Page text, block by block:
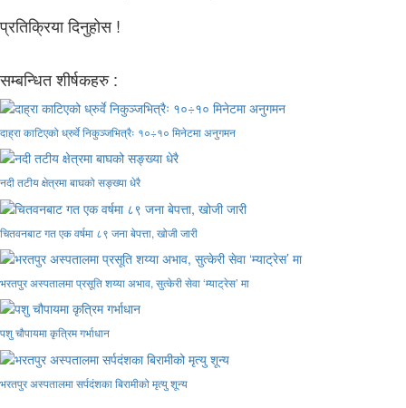
प्रतिक्रिया दिनुहोस !
सम्बन्धित शीर्षकहरु :
दाह्रा काटिएको ध्रुर्वे निकुञ्जभित्रैः १०÷१० मिनेटमा अनुगमन
नदी तटीय क्षेत्रमा बाघको सङ्ख्या धेरै
चितवनबाट गत एक वर्षमा ८९ जना बेपत्ता, खोजी जारी
भरतपुर अस्पतालमा प्रसूति शय्या अभाव, सुत्केरी सेवा ‘म्याट्रेस’ मा
पशु चौपायमा कृत्रिम गर्भाधान
भरतपुर अस्पतालमा सर्पदंशका बिरामीको मृत्यु शून्य